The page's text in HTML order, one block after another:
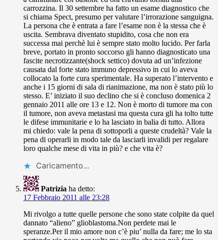
carrozzina. Il 30 settembre ha fatto un esame diagnostico che
si chiama Spect, presumo per valutare l’irrorazione sanguigna.
La persona che è entrata a fare l’esame non è la stessa che è
uscita. Sembrava diventato stupidito, cosa che non era
successa mai perchè lui è sempre stato molto lucido. Per farla
breve, portato in pronto soccorso gli hanno diagnosticato una
fascite necrotizzante(shock settico) dovuta ad un’infezione
causata dal forte stato immuno depressivo in cui lo aveva
collocato la forte cura sperimentale. Ha superato l’intervento e
anche i 15 giorni di sala di rianimazione, ma non è stato più lo
stesso. E’ iniziato il suo declino che si è concluso domenica 2
gennaio 2011 alle ore 13 e 12. Non è morto di tumore ma con
il tumore, non aveva metastasi ma questa cura gli ha tolto tutte
le difese immunitarie e lo ha lasciato in balia di tutto. Allora
mi chiedo: vale la pena di sottoporli a queste crudeltà? Vale la
pena di operarli in modo tale da lasciarli invalidi per regalare
loro qualche mese di vita in più? e che vita è?
Caricamento...
Patrizia ha detto:
17 Febbraio 2011 alle 23:28
Mi rivolgo a tutte quelle persone che sono state colpite da quel
dannato “alieno” glioblastoma.Non perdete mai le
speranze.Per il mio amore non c’è piu’ nulla da fare; me lo sta